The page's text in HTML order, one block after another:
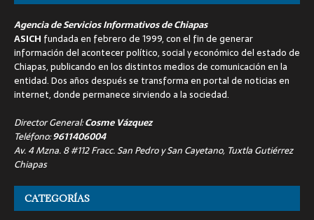
Agencia de Servicios Informativos de Chiapas
ASICH fundada en febrero de 1999, con el fin de generar
información del acontecer político, social y económico del estado de
Chiapas, publicando en los distintos medios de comunicación en la
entidad. Dos años después se transforma en portal de noticias en
internet, donde permanece sirviendo a la sociedad.
Director General:Cosme Vázquez
Teléfono:9611406004
Av. 4 Mzna. 8 #112 Fracc. San Pedro y San Cayetano, Tuxtla Gutiérrez
Chiapas
CATEGORÍAS